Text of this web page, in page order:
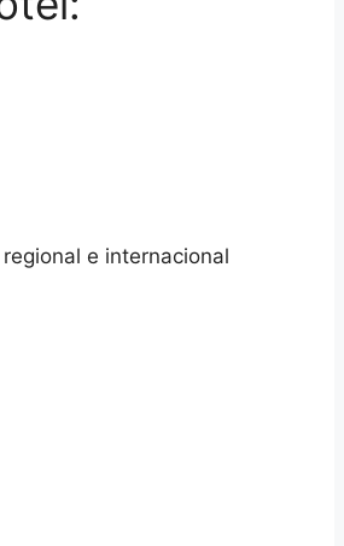
e internacional